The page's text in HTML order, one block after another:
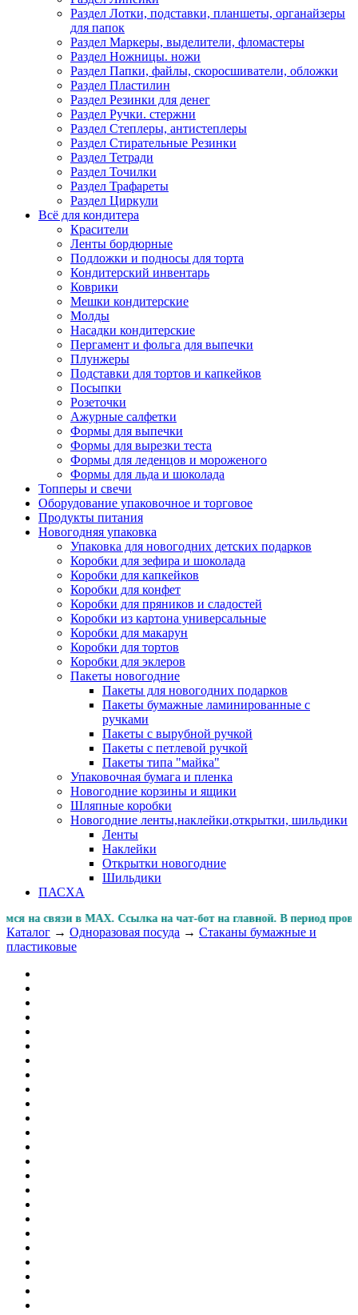
Раздел Лотки, подставки, планшеты, органайзеры
для папок
Раздел Маркеры, выделители, фломастеры
Раздел Ножницы. ножи
Раздел Папки, файлы, скоросшиватели, обложки
Раздел Пластилин
Раздел Резинки для денег
Раздел Ручки. стержни
Раздел Степлеры, антистеплеры
Раздел Стирательные Резинки
Раздел Тетради
Раздел Точилки
Раздел Трафареты
Раздел Циркули
Всё для кондитера
Красители
Ленты бордюрные
Подложки и подносы для торта
Кондитерский инвентарь
Коврики
Мешки кондитерские
Молды
Насадки кондитерские
Пергамент и фольга для выпечки
Плунжеры
Подставки для тортов и капкейков
Посыпки
Розеточки
Ажурные салфетки
Формы для выпечки
Формы для вырезки теста
Формы для леденцов и мороженого
Формы для льда и шоколада
Топперы и свечи
Оборудование упаковочное и торговое
Продукты питания
Новогодняя упаковка
Упаковка для новогодних детских подарков
Коробки для зефира и шоколада
Коробки для капкейков
Коробки для конфет
Коробки для пряников и сладостей
Коробки из картона универсальные
Коробки для макарун
Коробки для тортов
Коробки для эклеров
Пакеты новогодние
Пакеты для новогодних подарков
Пакеты бумажные ламинированные с
ручками
Пакеты с вырубной ручкой
Пакеты с петлевой ручкой
Пакеты типа "майка"
Упаковочная бумага и пленка
Новогодние корзины и ящики
Шляпные коробки
Новогодние ленты,наклейки,открытки, шильдики
Ленты
Наклейки
Открытки новогодние
Шильдики
ПАСХА
на связи в MAX. Ссылка на чат-бот на главной. В
Каталог → Одноразовая посуда → Стаканы бумажные и
пластиковые